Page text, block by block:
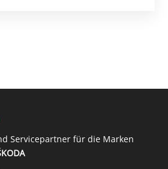
Servicepartner für die Marken